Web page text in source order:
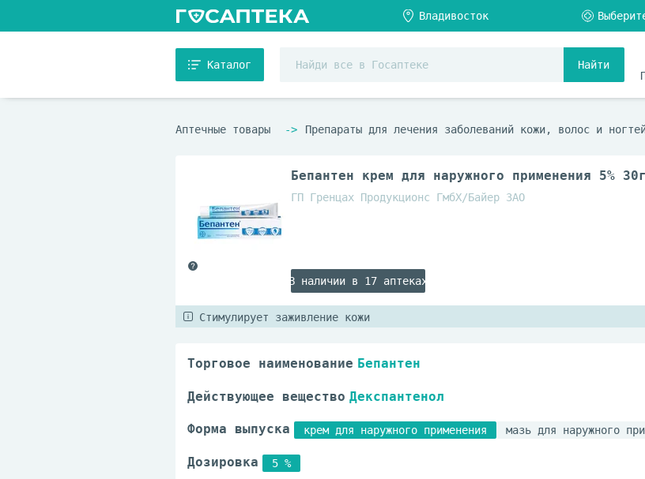
Каталог
Найти
Аптечные товары Препараты для лечения заболеваний кожи, волос и
Бепантен крем для наружного применения 5% 30г
ГП Гренцах Продукционс ГмбХ/Байер ЗАО
В наличии в 17 аптеках
Стимулирует заживление кожи
Торговое наименование Бепантен
Действующее вещество Декспантенол
Форма выпуска крем для наружного применения мазь для наружного
Дозировка 5 %